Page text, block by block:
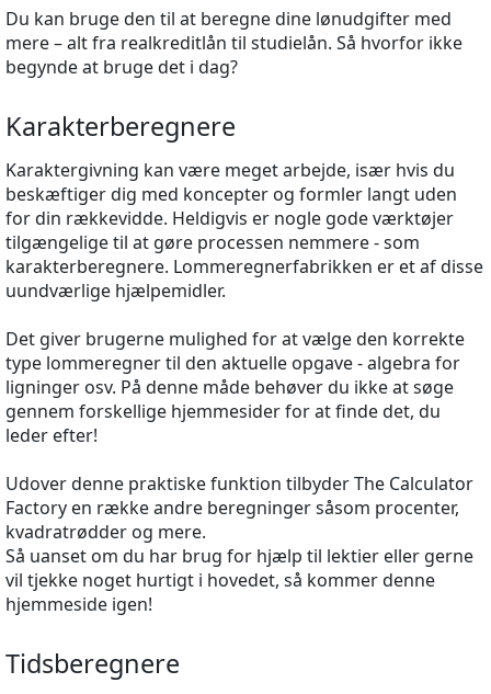
Du kan bruge den til at beregne dine lønudgifter med
mere – alt fra realkreditlån til studielån. Så hvorfor ikke
begynde at bruge det i dag?
Karakterberegnere
Karaktergivning kan være meget arbejde, især hvis du
beskæftiger dig med koncepter og formler langt uden
for din rækkevidde. Heldigvis er nogle gode værktøjer
tilgængelige til at gøre processen nemmere - som
karakterberegnere. Lommeregnerfabrikken er et af disse
uundværlige hjælpemidler.
Det giver brugerne mulighed for at vælge den korrekte
type lommeregner til den aktuelle opgave - algebra for
ligninger osv. På denne måde behøver du ikke at søge
gennem forskellige hjemmesider for at finde det, du
leder efter!
Udover denne praktiske funktion tilbyder The Calculator
Factory en række andre beregninger såsom procenter,
kvadratrødder og mere.
Så uanset om du har brug for hjælp til lektier eller gerne
vil tjekke noget hurtigt i hovedet, så kommer denne
hjemmeside igen!
Tidsberegnere